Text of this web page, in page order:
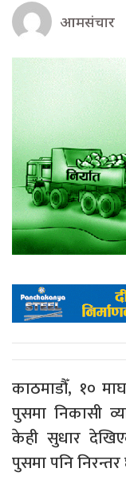
आमसंचार
काठमाडौँ, १०
पुसमा निकासी
केही सुधार
पुसमा पनि